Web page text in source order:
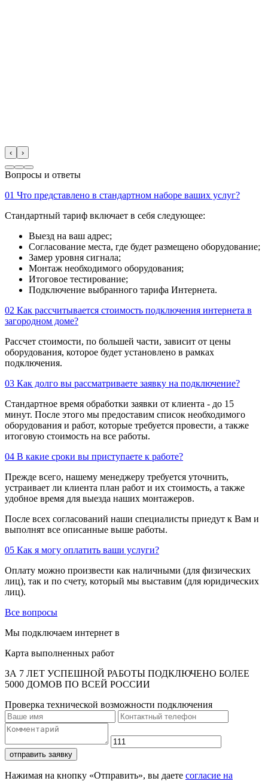
‹ ›
Вопросы и ответы
01 Что представлено в стандартном наборе ваших услуг?
Стандартный тариф включает в себя следующее:
Выезд на ваш адрес;
Согласование места, где будет размещено оборудование;
Замер уровня сигнала;
Монтаж необходимого оборудования;
Итоговое тестирование;
Подключение выбранного тарифа Интернета.
02 Как рассчитывается стоимость подключения интернета в
загородном доме?
Рассчет стоимости, по большей части, зависит от цены
оборудования, которое будет установлено в рамках
подключения.
03 Как долго вы рассматриваете заявку на подключение?
Стандартное время обработки заявки от клиента - до 15
минут. После этого мы предоставим список необходимого
оборудования и работ, которые требуется провести, а также
итоговую стоимость на все работы.
04 В какие сроки вы приступаете к работе?
Прежде всего, нашему менеджеру требуется уточнить,
устраивает ли клиента план работ и их стоимость, а также
удобное время для выезда наших монтажеров.
После всех согласований наши специалисты приедут к Вам и
выполнят все описанные выше работы.
05 Как я могу оплатить ваши услуги?
Оплату можно произвести как наличными (для физических
лиц), так и по счету, который мы выставим (для юридических
лиц).
Все вопросы
Мы подключаем интернет в
Карта выполненных работ
ЗА 7 ЛЕТ УСПЕШНОЙ РАБОТЫ ПОДКЛЮЧЕНО БОЛЕЕ
5000 ДОМОВ ПО ВСЕЙ РОССИИ
Проверка технической возможности подключения
отправить заявку
Нажимая на кнопку «Отправить», вы даете согласие на